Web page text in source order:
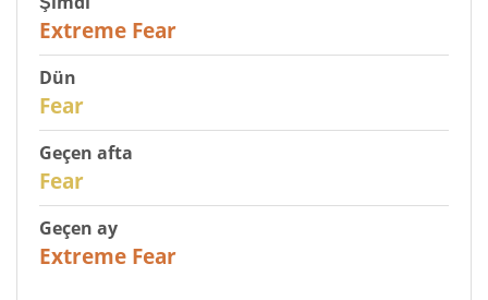
Extreme Fear
Dün
Fear
Geçen afta
Fear
Geçen ay
Extreme Fear